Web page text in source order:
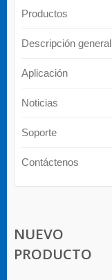
Productos
Descripción general
Aplicación
Noticias
Soporte
Contáctenos
NUEVO
PRODUCTO